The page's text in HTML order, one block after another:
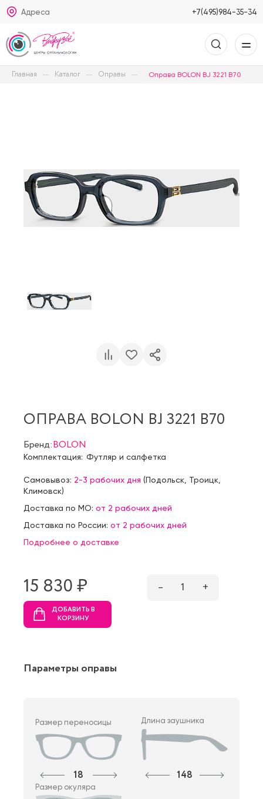
Адреса +7(495)984-35-34
Главная Каталог Оправы Оправа BOLON BJ 3221 B70
ОПРАВА BOLON BJ 3221 B70
Бренд:BOLON
Комплектация: Футляр и салфетка
Самовывоз: 2-3 рабочих дня (Подольск Троицк
Климовск)
Доставка по МО: от 2 рабочих дней
Доставка по России: от 2 рабочих дней
Подробнее о доставке
15 830 ₷ – 1 +
ДОБАВИТЬ В
КОРЗИНУ
Параметры оправы
Размер переносицы
18
Длина заушника
148
Размер окуляра